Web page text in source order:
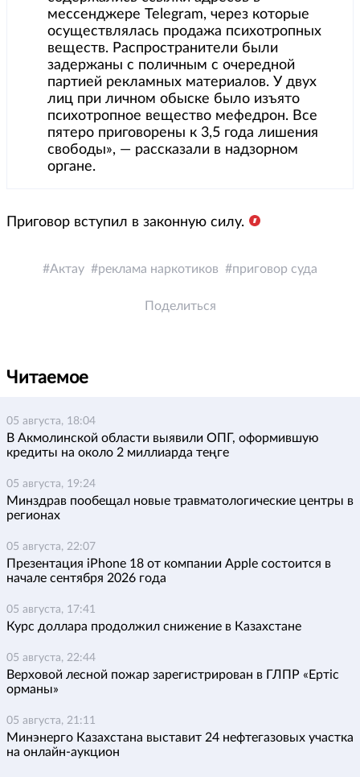
мессенджере Telegram, через которые
осуществлялась продажа психотропных
веществ. Распространители были
задержаны с поличным с очередной
партией рекламных материалов. У двух
лиц при личном обыске было изъято
психотропное вещество мефедрон. Все
пятеро приговорены к 3,5 года лишения
свободы», — рассказали в надзорном
органе.
Приговор вступил в законную силу.
Актау реклама наркотиков приговор суда
Поделиться
Читаемое
05 августа, 18:04
В Акмолинской области выявили ОПГ, оформившую
кредиты на около 2 миллиарда теңге
05 августа, 19:24
Минздрав пообещал новые травматологические центры в
регионах
05 августа, 22:07
Презентация iPhone 18 от компании Apple состоится в
начале сентября 2026 года
05 августа, 17:41
Курс доллара продолжил снижение в Казахстане
05 августа, 22:44
Верховой лесной пожар зарегистрирован в ГЛПР «Ертіс
орманы»
05 августа, 21:11
Минэнерго Казахстана выставит 24 нефтегазовых участка
на онлайн-аукцион